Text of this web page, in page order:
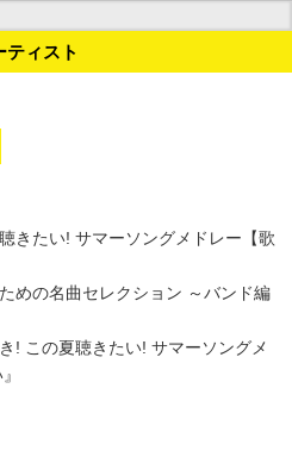
ティスト
きたい! サマーソングメドレー【歌
めの名曲セレクション ～バンド編
! この夏聴きたい! サマーソングメ